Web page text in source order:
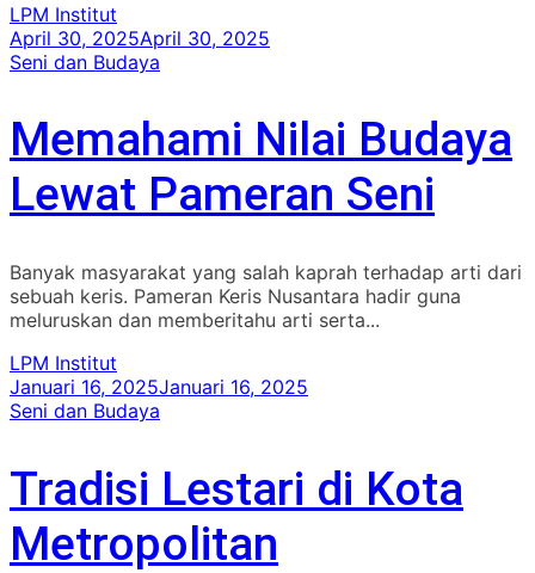
LPM Institut
April 30, 2025April 30, 2025
Seni dan Budaya
Memahami Nilai Budaya
Lewat Pameran Seni
Banyak masyarakat yang salah kaprah terhadap arti dari
sebuah keris. Pameran Keris Nusantara hadir guna
meluruskan dan memberitahu arti serta...
LPM Institut
Januari 16, 2025Januari 16, 2025
Seni dan Budaya
Tradisi Lestari di Kota
Metropolitan